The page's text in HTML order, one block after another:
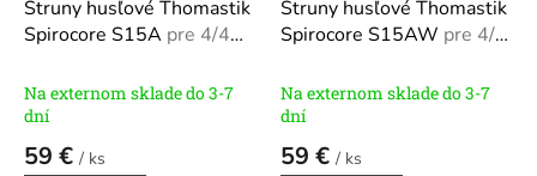
Struny husľové Thomastik
Spirocore S15A pre 4/4
Na externom sklade do 3-7
dní
59 € / ks
Struny husľové Thomastik
Spirocore S15AW pre 4/4
Na externom sklade do 3-7
dní
59 € / ks